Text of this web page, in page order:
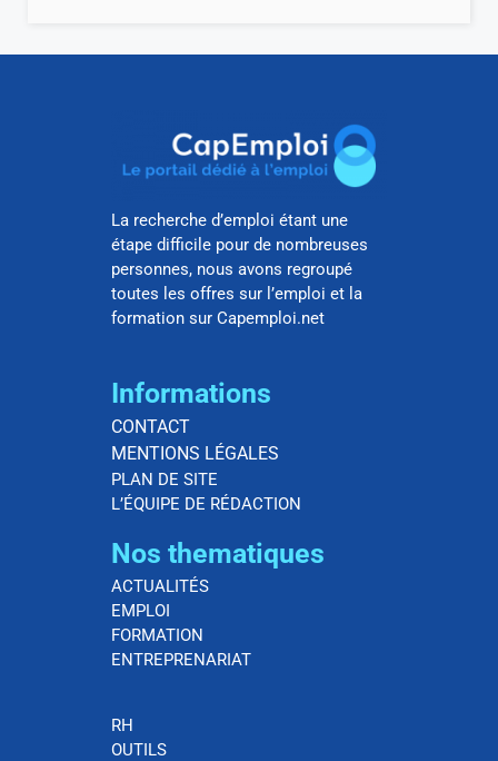
La recherche d’emploi étant une
étape difficile pour de nombreuses
personnes, nous avons regroupé
toutes les offres sur l’emploi et la
formation sur Capemploi.net
Informations
CONTACT
MENTIONS LÉGALES
PLAN DE SITE
L’ÉQUIPE DE RÉDACTION
Nos thematiques
ACTUALITÉS
EMPLOI
FORMATION
ENTREPRENARIAT
RH
OUTILS